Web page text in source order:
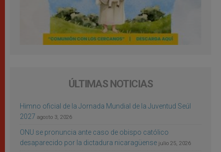
ÚLTIMAS NOTICIAS
Himno oficial de la Jornada Mundial de la Juventud Seúl
2027 agosto 3, 2026
ONU se pronuncia ante caso de obispo católico
desaparecido por la dictadura nicaragüense julio 25, 2026